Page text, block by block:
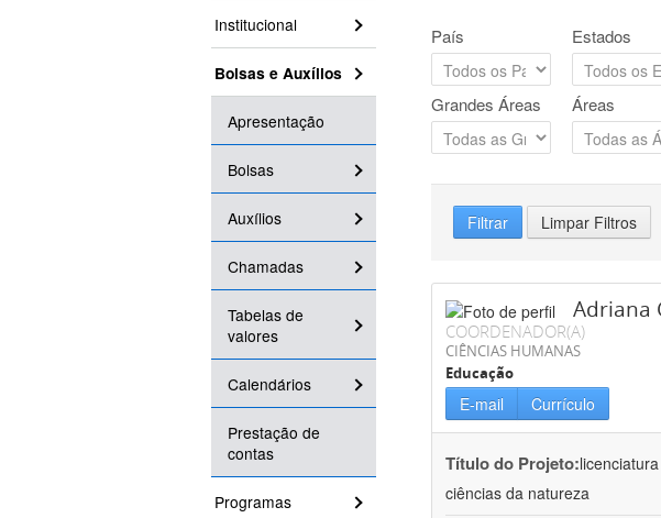
Institucional
Bolsas e Auxílios
Apresentação
Bolsas
Auxílios
Chamadas
Tabelas de
valores
Calendários
Prestação de
contas
Programas
País Estados
Grandes Áreas Áreas
Filtrar Limpar Filtros
Adriana
COORDENADOR(A)
CIÊNCIAS HUMANAS
Educação
E-mail Currículo
Título do Projeto:
ciências da natureza